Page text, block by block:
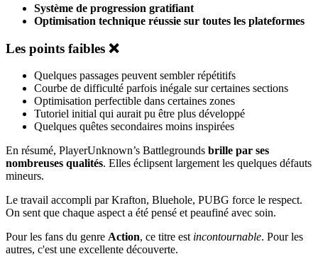
Système de progression gratifiant
Optimisation technique réussie sur toutes les plateformes
Les points faibles ❌
Quelques passages peuvent sembler répétitifs
Courbe de difficulté parfois inégale sur certaines sections
Optimisation perfectible dans certaines zones
Tutoriel initial qui aurait pu être plus développé
Quelques quêtes secondaires moins inspirées
En résumé, PlayerUnknown’s Battlegrounds brille par ses
nombreuses qualités. Elles éclipsent largement les quelques défauts
mineurs.
Le travail accompli par Krafton, Bluehole, PUBG force le respect.
On sent que chaque aspect a été pensé et peaufiné avec soin.
Pour les fans du genre Action, ce titre est incontournable. Pour les
autres, c'est une excellente découverte.